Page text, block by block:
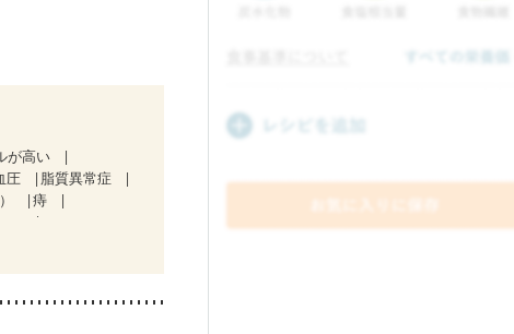
が高い
圧
脂質異常症
痔
）
妊娠糖尿病(初期)